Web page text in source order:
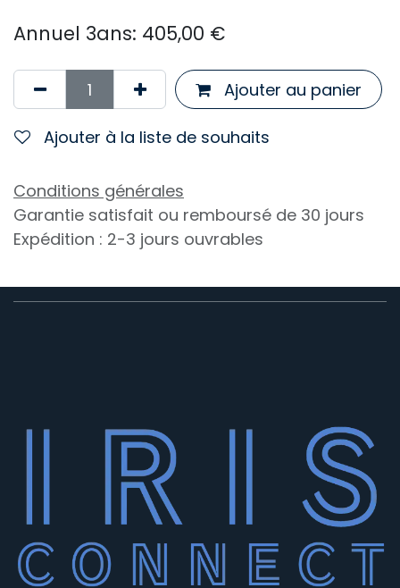
Annuel 3ans: 405,00 €
Ajouter au panier
Ajouter à la liste de souhaits
Conditions générales
Garantie satisfait ou remboursé de 30 jours
Expédition : 2-3 jours ouvrables